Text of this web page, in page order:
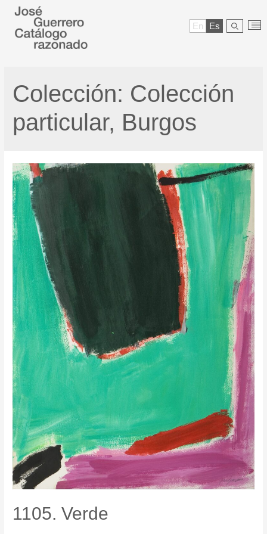
En Es
Colección: Colección
particular, Burgos
1105. Verde